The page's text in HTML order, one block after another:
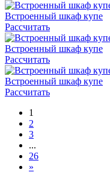
Встроенный шкаф купе
Рассчитать
Встроенный шкаф купе
Рассчитать
Встроенный шкаф купе
Рассчитать
1
2
3
...
26
»